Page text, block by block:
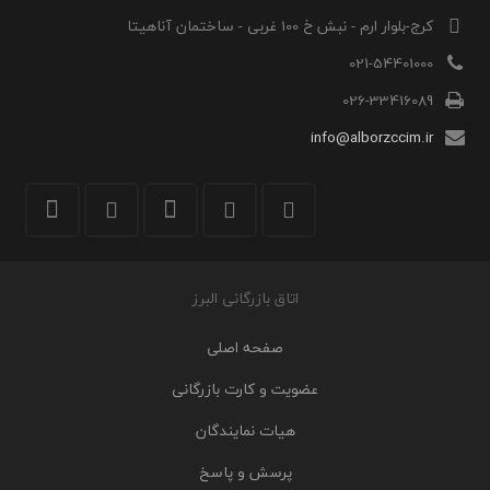
کرج-بلوار ارم - نبش خ 100 غربی - ساختمان آناهیتا
021-54401000
026-33416089
info@alborzccim.ir
اتاق بازرگانی البرز
صفحه اصلی
عضویت و کارت بازرگانی
هیات نمایندگان
پرسش و پاسخ